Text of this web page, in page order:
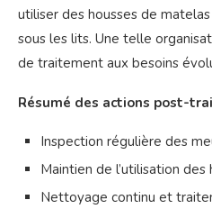
utiliser des housses de
sous les lits. Une telle
de traitement aux besoins
Résumé des actions post-
Inspection régulière des
Maintien de l’utilisation des
Nettoyage continu et